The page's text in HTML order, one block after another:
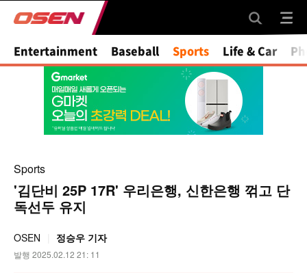
Mute
Entertainment Baseball Sports Life & Car
Sports
'김단비 25P 17R' 우리은행, 신한은행 꺾고 단
독선두 유지
OSEN 정승우 기자
발행 2025.02.12 21: 11